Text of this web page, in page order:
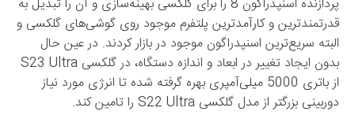
پردازنده اسنپدراگون 8 را برای گلکسی بهینه‌سازی و آن را تبدیل به
قدرتمندترین و کارآمدترین پلتفرم موجود روی گوشی‌های گلکسی و
البته سریع‌ترین اسنپدراگون موجود در بازار کردند. در عین حال
بدون ایجاد تغییر در ابعاد و اندازه دستگاه، در گلکسی S23 Ultra
از باتری 5000 میلی‌آمپری بهره گرفته شده تا انرژی مورد نیاز
دوربینی بزرگتر از مدل گلکسی S22 Ultra را تامین کند.